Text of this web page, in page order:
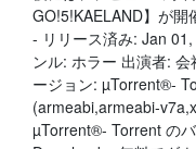
GO!5!KAELAND】が
- リリース済み: Jan
ンル: ホラー 出演者:
ージョン: µTorrent®-
(armeabi,armeabi-
µTorrent®- Torrent の